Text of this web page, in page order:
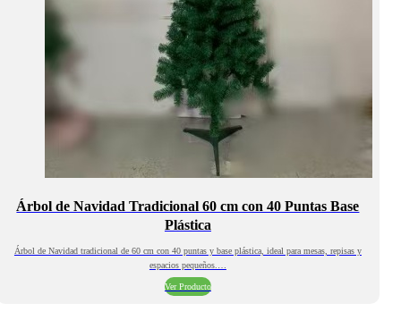
Árbol de Navidad Tradicional 60 cm con 40 Puntas Base
Plástica
Árbol de Navidad tradicional de 60 cm con 40 puntas y base plástica, ideal para mesas, repisas y
espacios pequeños.…
Ver Producto